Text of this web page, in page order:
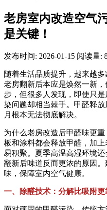
老房室内改造空气
是关键！
发布时间: 2026-01-15 阅读量:
随着生活品质提升，越来越
老房翻新后本应是焕然一新
步，但很多人发现，即使只
染问题却相当棘手。甲醛释
月根本无法彻底解决。
为什么老房改造后甲醛味更
板和涂料都会释放甲醛，加
易积聚。夏季高温高湿环境
翻新后味道反而更浓的原因。
味，保障室内空气健康。
一、除醛技术：分解比吸附更